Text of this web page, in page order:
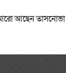
আরো আছেন তাসনোভা